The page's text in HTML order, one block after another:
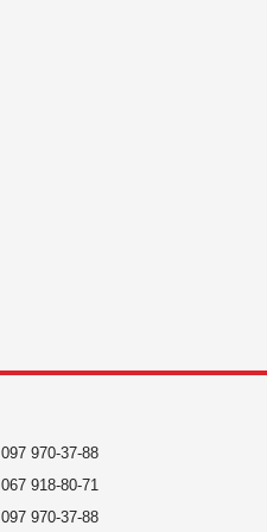
097 970-37-88
067 918-80-71
097 970-37-88